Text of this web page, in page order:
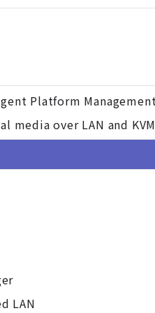
Platform
media over LAN and
LAN